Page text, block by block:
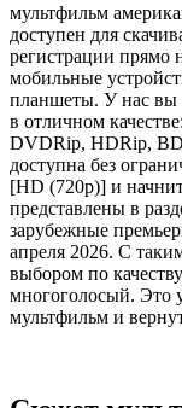
мультфильм
доступен для
регистрации прямо
мобильные
планшеты. У нас вы
в отличном
DVDRip, HDRip,
доступна без
[HD (720p)] и
представлены в
зарубежные
апреля 2026. С
выбором по
многоголосый. Это
мультфильм и